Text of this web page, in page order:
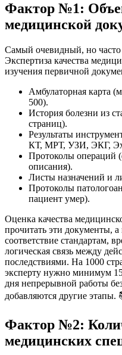
Фактор №1:
медицинской
Самый очевидный, но
Экспертиза качества
изучения первичной
Амбулаторная карта
500).
История болезни из
страниц).
Результаты
КТ, МРТ, УЗИ, ЭКГ,
Протоколы операций
описания).
Листы назначений и
Протоколы
пациент умер).
Оценка качества
прочитать эти документы,
соответствие стандартам,
логическая связь между
последствиями. На 1000
эксперту нужно минимум
дня непрерывной работы
добавляются другие этапы.
Фактор №2:
медицинских